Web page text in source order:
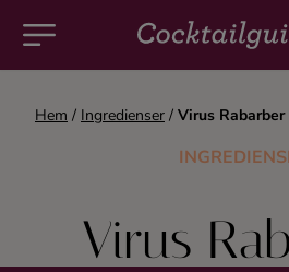
COCKTAILS & DRINKAR
Alkoholfritt
Hem / Ingredienser / Virus Rabarber
Virus